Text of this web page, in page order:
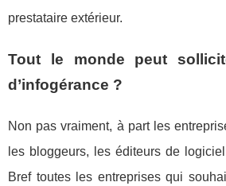
prestataire extérieur.
Tout le monde peut
d’infogérance ?
Non pas vraiment, à part les
les bloggeurs, les éditeurs de
Bref toutes les entreprises qui